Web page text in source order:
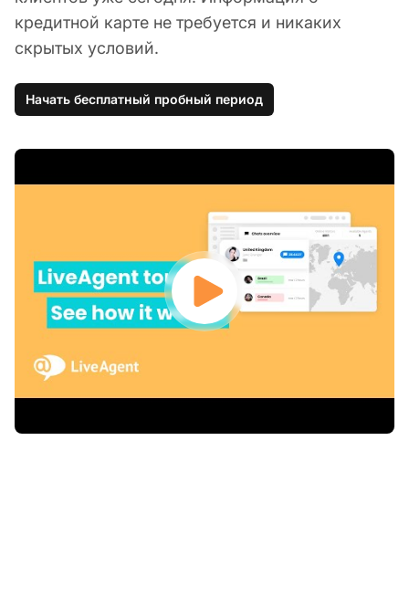
кредитной карте не требуется и никаких
скрытых условий.
Начать бесплатный пробный период